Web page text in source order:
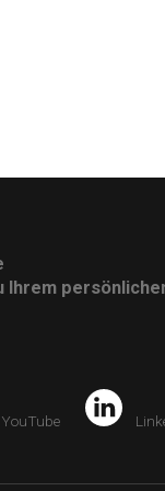
Ihrem
YouTube